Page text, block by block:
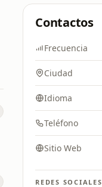
Contactos
Frecuencia
Ciudad
Idioma
Teléfono
Sitio Web
REDES SOCIALES